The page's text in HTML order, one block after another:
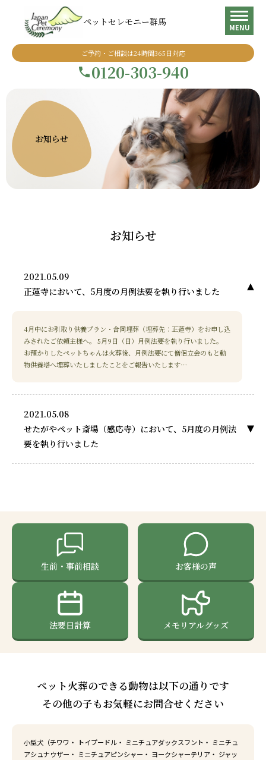
ペットセレモニー群馬
ご予約・ご相談は24時間365日対応
0120-303-940
MENU
お知らせ
お知らせ
2021.05.09
正蓮寺において、5月度の月例法要を執り行いました
4月中にお引取り供養プラン・合同埋葬（埋葬先：正蓮寺）をお申し込
みされたご依頼主様へ。 5月9日（日）月例法要を執り行いました。
お預かりしたペットちゃんは火葬後、月例法要にて僧侶立会のもと動
物供養塔へ埋葬いたしましたことをご報告いたします…
2021.05.08
せたがやペット斎場（感応寺）において、5月度の月例法
要を執り行いました
生前・事前相談 お客様の声
法要日計算 メモリアルグッズ
ペット火葬のできる動物は以下の通りです
その他の子もお気軽にお問合せください
小型犬（チワワ・ トイプードル・ ミニチュアダックスフント・ ミニチュ
アシュナウザー・ ミニチュアピンシャー・ ヨークシャーテリア・ ジャッ